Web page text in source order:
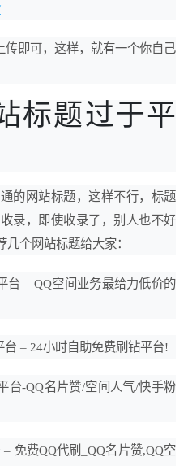
即可，这样，就有一个你自己
标题过于平
的网站标题，这样不行，标题
录，即使收录了，别人也不好
个网站标题给大家：
台 – QQ空间业务最给力低价的
– 24小时自助免费刷钻平台!
台-QQ名片赞/空间人气/快手粉
免费QQ代刷_QQ名片赞,QQ空